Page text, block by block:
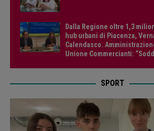
Dalla Regione oltre 1,3
hub urbani di Piacenza,
Calendasco.
Unione Commercianti:
SPORT